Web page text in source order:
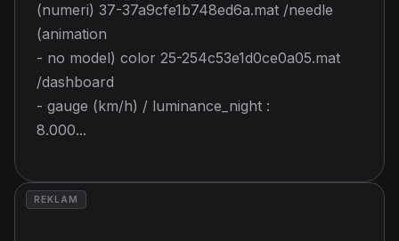
(numeri) 37-37a9cfe1b748ed6a.mat /needle
(animation
- no model) color 25-254c53e1d0ce0a05.mat
/dashboard
- gauge (km/h) / luminance_night :
8.000...
REKLAM